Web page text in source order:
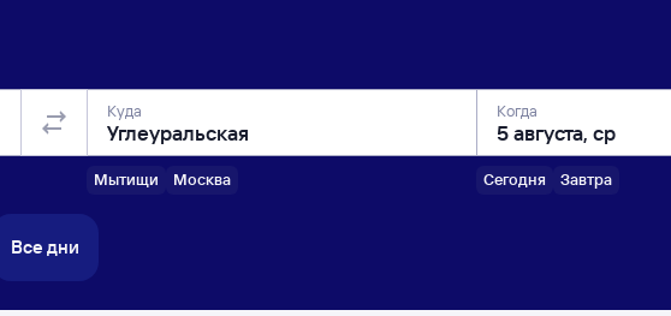
Куда
Мытищи Москва
Когда
Сегодня Завтра
Все дни